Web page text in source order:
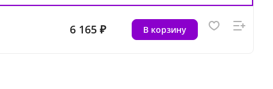
6 165 ₽ В корзину